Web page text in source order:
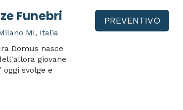
Funebri
MI, Italia
Domus nasce
giovane
svolge e
PREVENTIVO